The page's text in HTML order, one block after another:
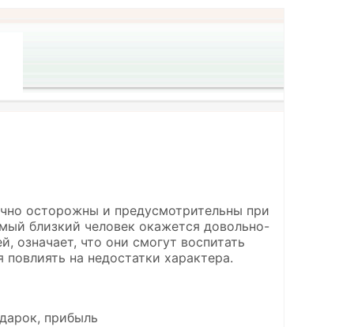
осторожны и предусмотрительны при
близкий человек окажется довольно-
означает, что они смогут воспитать
на недостатки характера.
прибыль